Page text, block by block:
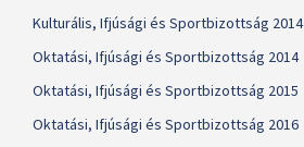
Kulturális, Ifjúsági és Sportbizottság 2014
Oktatási, Ifjúsági és Sportbizottság 2014
Oktatási, Ifjúsági és Sportbizottság 2015
Oktatási, Ifjúsági és Sportbizottság 2016